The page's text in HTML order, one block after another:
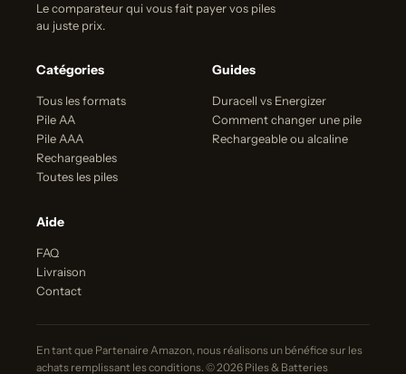
Le comparateur qui vous fait payer vos piles
au juste prix.
Catégories
Tous les formats
Pile AA
Pile AAA
Rechargeables
Toutes les piles
Guides
Duracell vs Energizer
Comment changer une pile
Rechargeable ou alcaline
Aide
FAQ
Livraison
Contact
En tant que Partenaire Amazon, nous réalisons un bénéfice sur les
achats remplissant les conditions. © 2026 Piles & Batteries